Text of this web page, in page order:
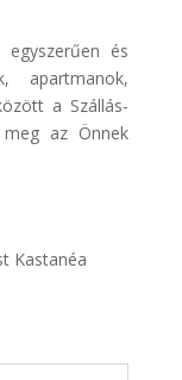
egyszerűen és
apartmanok,
a Szállás-
az Önnek
Kastanéa